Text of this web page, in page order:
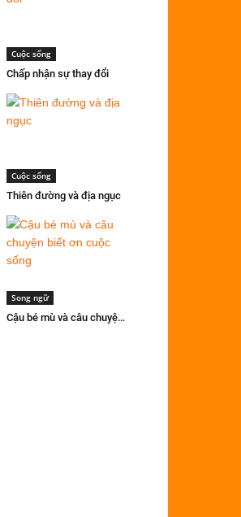
Cuộc sống
Chấp nhận sự thay đổi
Cuộc sống
Thiên đường và địa ngục
Song ngữ
Cậu bé mù và câu chuyện biết ơn cuộc sống